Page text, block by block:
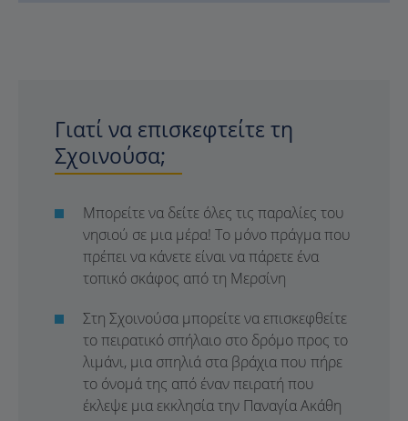
Γιατί να επισκεφτείτε τη
Σχοινούσα;
Μπορείτε να δείτε όλες τις παραλίες του
νησιού σε μια μέρα! Το μόνο πράγμα που
πρέπει να κάνετε είναι να πάρετε ένα
τοπικό σκάφος από τη Μερσίνη
Στη Σχοινούσα μπορείτε να επισκεφθείτε
το πειρατικό σπήλαιο στο δρόμο προς το
λιμάνι, μια σπηλιά στα βράχια που πήρε
το όνομά της από έναν πειρατή που
έκλεψε μια εκκλησία την Παναγία Ακάθη